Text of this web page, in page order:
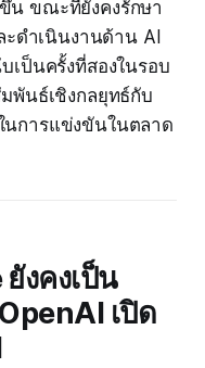
น ขณะที่ยังคงรักษา
ดำเนินงานด้าน AI
เป็นครั้งที่สองในรอบ
พันธ์เชิงกลยุทธ์กับ
นการแข่งขันในตลาด
งคงเป็น
เปิด